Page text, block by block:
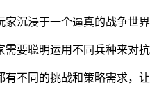
沉浸于一个逼真的战争世
要聪明运用不同兵种来对
不同的挑战和策略需求，